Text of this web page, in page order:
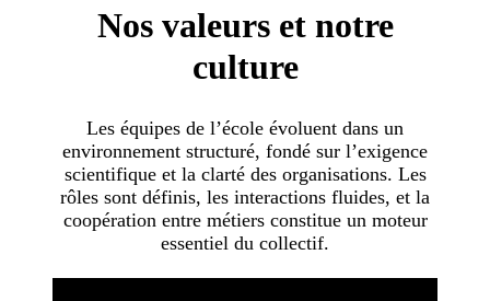
Nos valeurs et notre
culture
Les équipes de l’école évoluent dans un
environnement structuré, fondé sur l’exigence
scientifique et la clarté des organisations. Les
rôles sont définis, les interactions fluides, et la
coopération entre métiers constitue un moteur
essentiel du collectif.